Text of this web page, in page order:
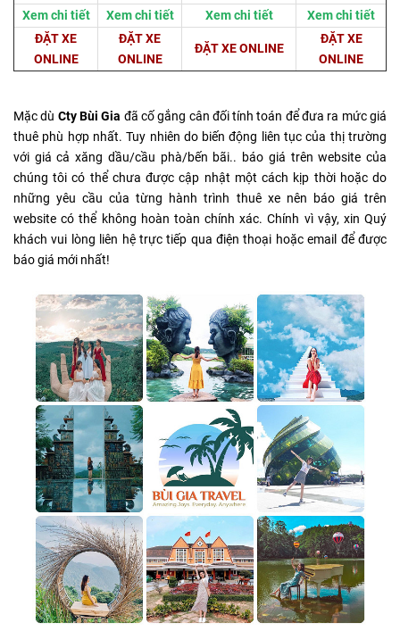
Xem chi tiết
Xem chi tiết Xem chi tiết
Xem chi tiết
ĐẶT XE
ONLINE
ĐẶT XE
ONLINE
ĐẶT XE ONLINE
ĐẶT XE
ONLINE
Mặc dù Cty Bùi Gia đã cố gắng cân đối tính toán để đưa ra mức giá
thuê phù hợp nhất. Tuy nhiên do biến động liên tục của thị trường
với giá cả xăng dầu/cầu phà/bến bãi.. báo giá trên website của
chúng tôi có thể chưa được cập nhật một cách kịp thời hoặc do
những yêu cầu của từng hành trình thuê xe nên báo giá trên
website có thể không hoàn toàn chính xác. Chính vì vậy, xin Quý
khách vui lòng liên hệ trực tiếp qua điện thoại hoặc email để được
báo giá mới nhất!